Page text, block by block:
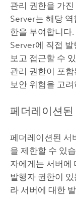
관리 권한을 가
Server는 해당 역
한을 부여합니다
Server에 직접 발
보고 접근할 수
관리 권한이 포
보안 위험을 고려
페더레이션
페더레이션된 서
을 제한할 수 있
자에게는 서버에
발행자 권한이
라 서버에 대한